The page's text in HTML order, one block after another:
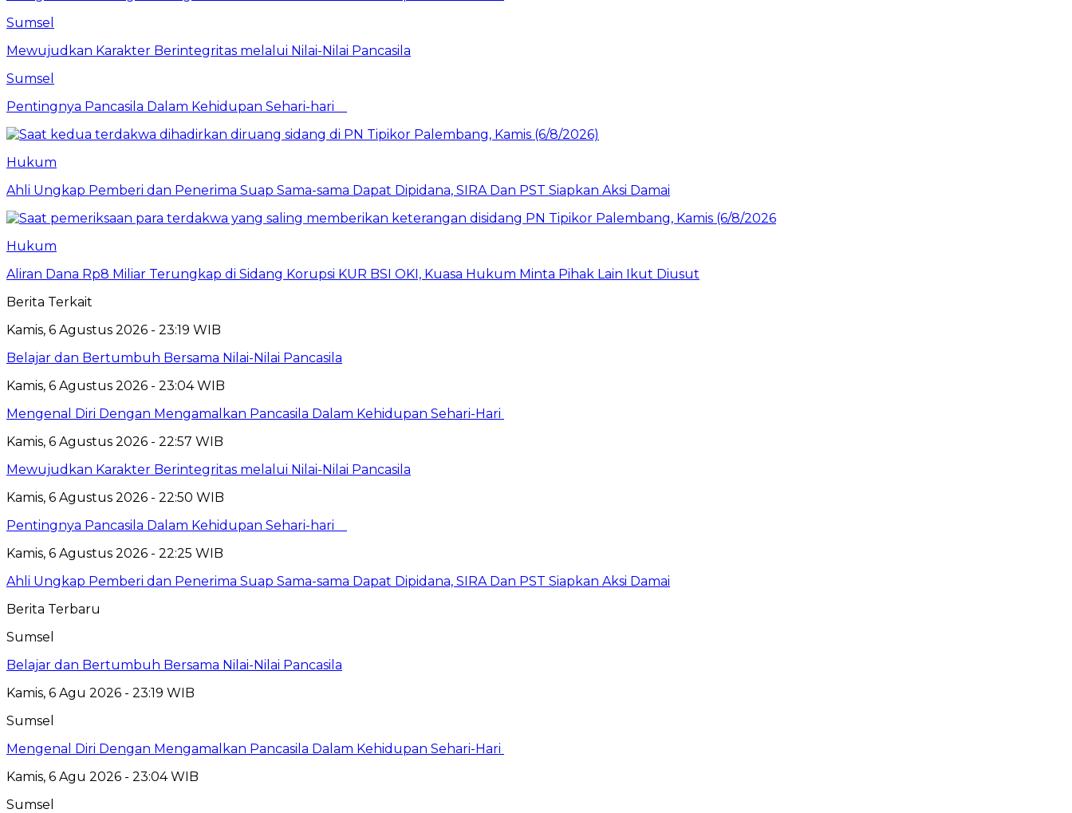
Sumsel
Mewujudkan Karakter Berintegritas melalui Nilai-Nilai Pancasila
Sumsel
Pentingnya Pancasila Dalam Kehidupan Sehari-hari
Hukum
Ahli Ungkap Pemberi dan Penerima Suap Sama-sama Dapat Dipidana, SIRA Dan PST Siapkan Aksi Damai
Hukum
Aliran Dana Rp8 Miliar Terungkap di Sidang Korupsi KUR BSI OKI, Kuasa Hukum Minta Pihak Lain Ikut Diusut
Berita Terkait
Kamis, 6 Agustus 2026 - 23:19 WIB
Belajar dan Bertumbuh Bersama Nilai-Nilai Pancasila
Kamis, 6 Agustus 2026 - 23:04 WIB
Mengenal Diri Dengan Mengamalkan Pancasila Dalam Kehidupan Sehari-Hari
Kamis, 6 Agustus 2026 - 22:57 WIB
Mewujudkan Karakter Berintegritas melalui Nilai-Nilai Pancasila
Kamis, 6 Agustus 2026 - 22:50 WIB
Pentingnya Pancasila Dalam Kehidupan Sehari-hari
Kamis, 6 Agustus 2026 - 22:25 WIB
Ahli Ungkap Pemberi dan Penerima Suap Sama-sama Dapat Dipidana, SIRA Dan PST Siapkan Aksi Damai
Berita Terbaru
Sumsel
Belajar dan Bertumbuh Bersama Nilai-Nilai Pancasila
Kamis, 6 Agu 2026 - 23:19 WIB
Sumsel
Mengenal Diri Dengan Mengamalkan Pancasila Dalam Kehidupan Sehari-Hari
Kamis, 6 Agu 2026 - 23:04 WIB
Sumsel